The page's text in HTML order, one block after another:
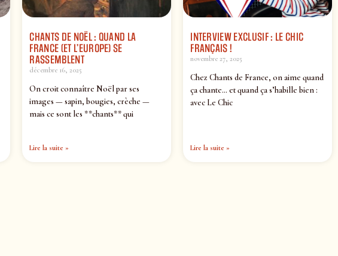
CHANTS DE NOËL : QUAND LA
FRANCE (ET L’EUROPE) SE
RASSEMBLENT
décembre 16, 2025
On croit connaître Noël par ses
images — sapin, bougies, crèche —
mais ce sont les **chants** qui
Lire la suite »
INTERVIEW EXCLUSIF : LE CHIC
FRANÇAIS !
novembre 27, 2025
Chez Chants de France, on aime quand
ça chante… et quand ça s’habille bien :
avec Le Chic
Lire la suite »